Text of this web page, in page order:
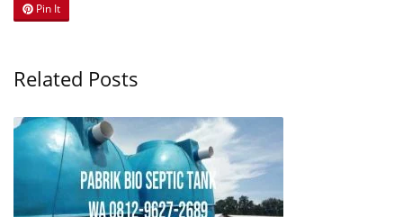
Pin It
Related Posts